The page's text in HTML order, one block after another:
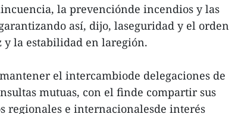
la prevenciónde incendios y las
así, dijo, laseguridad y el orden
y la estabilidad en laregión.
el intercambiode delegaciones de
mutuas, con el finde compartir sus
regionales e internacionalesde interés